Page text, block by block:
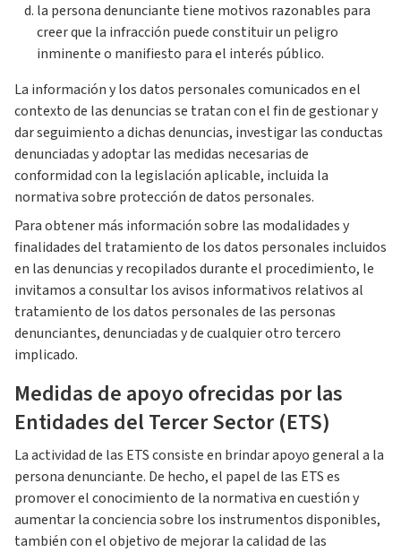
la persona denunciante tiene motivos razonables para
creer que la infracción puede constituir un peligro
inminente o manifiesto para el interés público.
La información y los datos personales comunicados en el
contexto de las denuncias se tratan con el fin de gestionar y
dar seguimiento a dichas denuncias, investigar las conductas
denunciadas y adoptar las medidas necesarias de
conformidad con la legislación aplicable, incluida la
normativa sobre protección de datos personales.
Para obtener más información sobre las modalidades y
finalidades del tratamiento de los datos personales incluidos
en las denuncias y recopilados durante el procedimiento, le
invitamos a consultar los avisos informativos relativos al
tratamiento de los datos personales de las personas
denunciantes, denunciadas y de cualquier otro tercero
implicado.
Medidas de apoyo ofrecidas por las
Entidades del Tercer Sector (ETS)
La actividad de las ETS consiste en brindar apoyo general a la
persona denunciante. De hecho, el papel de las ETS es
promover el conocimiento de la normativa en cuestión y
aumentar la conciencia sobre los instrumentos disponibles,
también con el objetivo de mejorar la calidad de las